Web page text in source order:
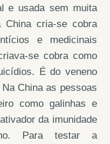
e usada sem muita
China cria-se cobra
e medicinais
se cobra como
É do veneno
China as pessoas
como galinhas e
da imunidade
Para testar a